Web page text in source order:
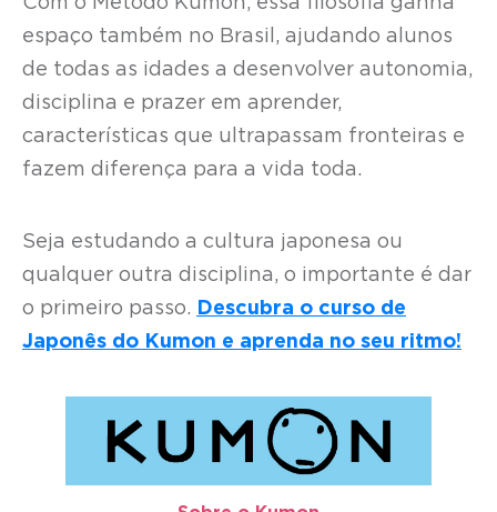
espaço também no Brasil, ajudando alunos
de todas as idades a desenvolver autonomia,
disciplina e prazer em aprender,
características que ultrapassam fronteiras e
fazem diferença para a vida toda.
Seja estudando a cultura japonesa ou
qualquer outra disciplina, o importante é dar
o primeiro passo. Descubra o curso de
Japonês do Kumon e aprenda no seu ritmo!